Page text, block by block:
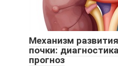
Механизм
почки:
прогноз